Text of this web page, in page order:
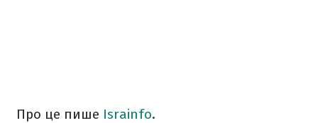
Про це пише Israinfo.